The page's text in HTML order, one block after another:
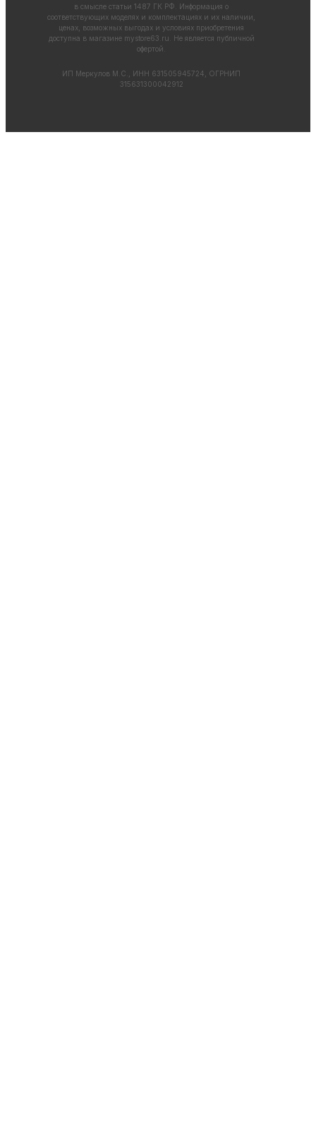
в смысле статьи 1487 ГК РФ. Информация о
соответствующих моделях и комплектациях и их наличии,
ценах, возможных выгодах и условиях приобретения
доступна в магазине mystore63.ru . Не является публичной
офертой.
ИП Меркулов М.С., ИНН 631505945724, ОГРНИП
315631300042912